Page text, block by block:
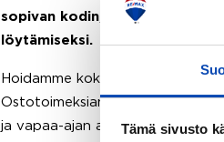
Tämä sivusto
sopivan kodin, eikä sinun
löytämiseksi.
Hoidamme koko ostoprosessin
Ostotoimeksiantopalvelumme
ja vapaa-ajan asuntojen ostoon.